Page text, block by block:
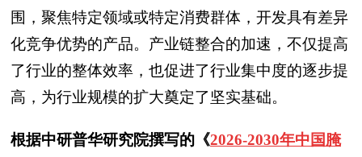
围，聚焦特定领域或特定消费群体，开发具有差异
化竞争优势的产品。产业链整合的加速，不仅提高
了行业的整体效率，也促进了行业集中度的逐步提
高，为行业规模的扩大奠定了坚实基础。
根据中研普华研究院撰写的《2026-2030年中国腌